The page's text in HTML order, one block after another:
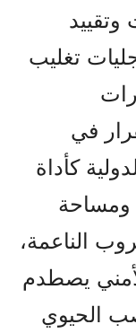
وتقييد
تغليب
في
كأداة
ومساحة
الناعمة،
يصطدم
الحيوي